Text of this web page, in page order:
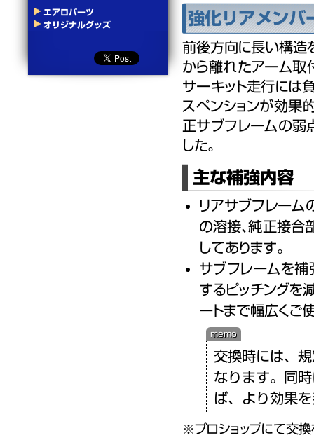
強化リアメンバ
前後方向に長い構造
から離れたアーム取
サーキット走行には
スペンションが効果
正サブフレームの弱
した。
主な補強内容
リアサブフレーム
の溶接、純正接合
してあります。
サブフレームを補
するピッチングを
ートまで幅広くご
交換時には、
なります。同
ば、より効果
プロショップにて交
エアロパーツ
オリジナルグッズ